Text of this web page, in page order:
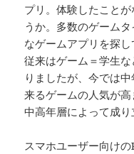
プリ。体験したこと
うか。多数のゲーム
なゲームアプリを探し
従来はゲーム＝学生
りましたが、今では
来るゲームの人気が
中高年層によって成り
スマホユーザー向け